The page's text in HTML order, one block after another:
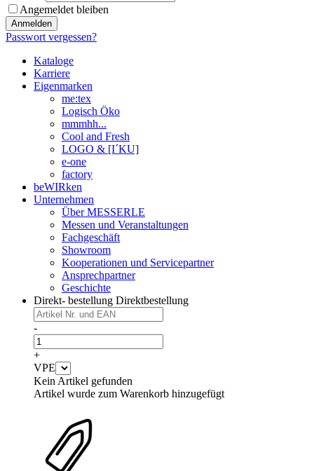
Angemeldet bleiben
Anmelden
Passwort vergessen?
Kataloge
Karriere
Eigenmarken
me:tex
Logisch Öko
mmmhh...
Cool and Fresh
LOGO & [I´KU]
e-one
factory
beWIRken
Unternehmen
Über MESSERLE
Messen und Veranstaltungen
Fachgeschäft
Showroom
Kooperationen und Servicepartner
Ansprechpartner
Geschichte
Direkt- bestellung Direktbestellung
-
+
VPE
Kein Artikel gefunden
Artikel wurde zum Warenkorb hinzugefügt